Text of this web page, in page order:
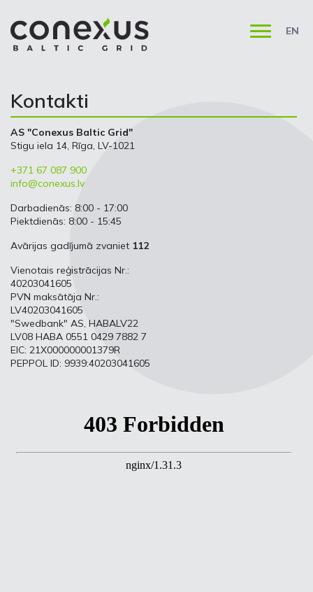
EN
Kontakti
AS "Conexus Baltic Grid"
Stigu iela 14, Rīga, LV-1021
+371 67 087 900
info@conexus.lv
Darbadienās: 8:00 - 17:00
Piektdienās: 8:00 - 15:45
Avārijas gadījumā zvaniet 112
Vienotais reģistrācijas Nr.:
40203041605
PVN maksātāja Nr.:
LV40203041605
"Swedbank" AS, HABALV22
LV08 HABA 0551 0429 7882 7
EIC: 21X000000001379R
PEPPOL ID: 9939:40203041605